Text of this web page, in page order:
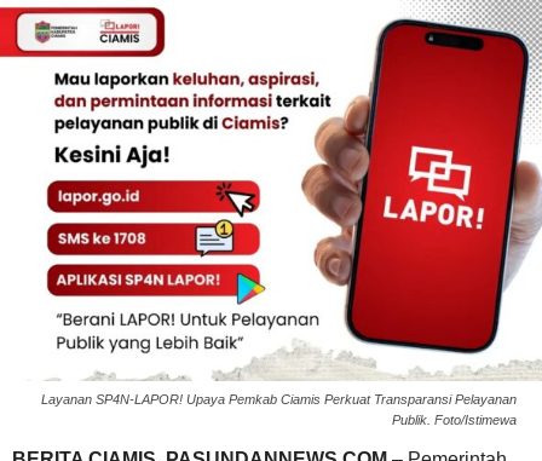
Layanan SP4N-LAPOR! Upaya Pemkab Ciamis Perkuat Transparansi Pelayanan
Publik. Foto/Istimewa